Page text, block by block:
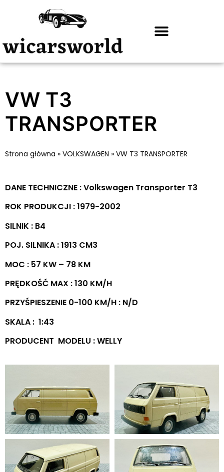
VW T3
TRANSPORTER
Strona główna » VOLKSWAGEN » VW T3 TRANSPORTER
DANE TECHNICZNE : Volkswagen Transporter T3
ROK PRODUKCJI : 1979-2002
SILNIK : B4
POJ. SILNIKA : 1913 CM3
MOC : 57 KW – 78 KM
PRĘDKOŚĆ MAX : 130 KM/H
PRZYŚPIESZENIE 0-100 KM/H : N/D
SKALA : 1:43
PRODUCENT MODELU : WELLY